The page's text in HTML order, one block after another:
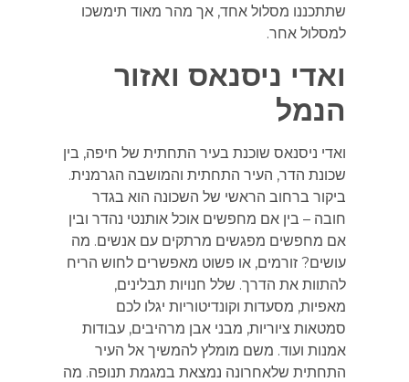
שתתכננו מסלול אחד, אך מהר מאוד תימשכו
למסלול אחר.
ואדי ניסנאס ואזור
הנמל
ואדי ניסנאס שוכנת בעיר התחתית של חיפה, בין
שכונת הדר, העיר התחתית והמושבה הגרמנית.
ביקור ברחוב הראשי של השכונה הוא בגדר
חובה – בין אם מחפשים אוכל אותנטי נהדר ובין
אם מחפשים מפגשים מרתקים עם אנשים. מה
עושים? זורמים, או פשוט מאפשרים לחוש הריח
להתוות את הדרך. שלל חנויות תבלינים,
מאפיות, מסעדות וקונדיטוריות יגלו לכם
סמטאות ציוריות, מבני אבן מרהיבים, עבודות
אמנות ועוד. משם מומלץ להמשיך אל העיר
התחתית שלאחרונה נמצאת במגמת תנופה. מה